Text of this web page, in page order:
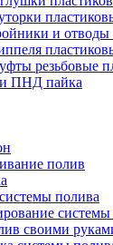
и отводы
резьбовые
ПНД пайка
полив
полива
системы
своими